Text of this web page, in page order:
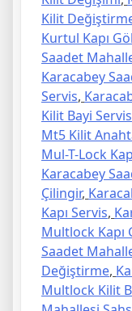
Kilit
Kurtul Kapı
Saadet
Karacabey
Servis,
Kilit Bayi Servis
Mt5 Kilit
Mul-T-Lock
Karacabey
Çilingir,
Kapı Servis,
Multlock
Saadet
Değiştirme,
Multlock Kilit